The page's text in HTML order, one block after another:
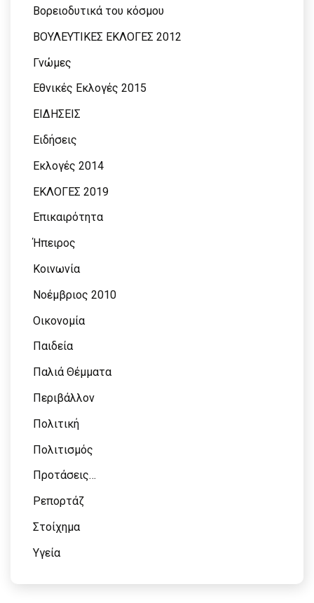
Βορειοδυτικά του κόσμου
ΒΟΥΛΕΥΤΙΚΕΣ ΕΚΛΟΓΕΣ 2012
Γνώμες
Εθνικές Εκλογές 2015
ΕΙΔΗΣΕΙΣ
Ειδήσεις
Εκλογές 2014
ΕΚΛΟΓΕΣ 2019
Επικαιρότητα
Ήπειρος
Κοινωνία
Νοέμβριος 2010
Οικονομία
Παιδεία
Παλιά Θέμματα
Περιβάλλον
Πολιτική
Πολιτισμός
Προτάσεις…
Ρεπορτάζ
Στοίχημα
Υγεία